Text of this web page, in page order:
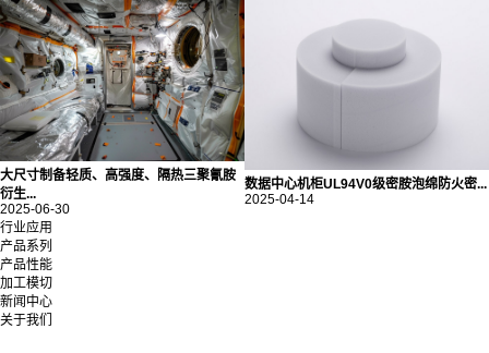
大尺寸制备轻质、高强度、隔热三聚氰胺
衍生...
2025-06-30
数据中心机柜UL94V0级密胺泡绵防火密...
2025-04-14
行业应用
产品系列
产品性能
加工模切
新闻中心
关于我们